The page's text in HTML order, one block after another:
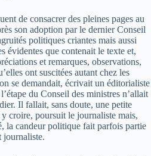
de consacrer des pleines pages au
son adoption par le dernier Conseil
politiques criantes mais aussi
évidentes que contenait le texte et,
et remarques, observations,
ont suscitées autant chez les
se demandait, écrivait un éditorialiste
du Conseil des ministres n’allait
Il fallait, sans doute, une petite
croire, poursuit le journaliste mais,
la candeur politique fait parfois partie
journaliste.